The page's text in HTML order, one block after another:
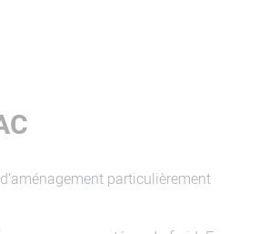
particulièrement